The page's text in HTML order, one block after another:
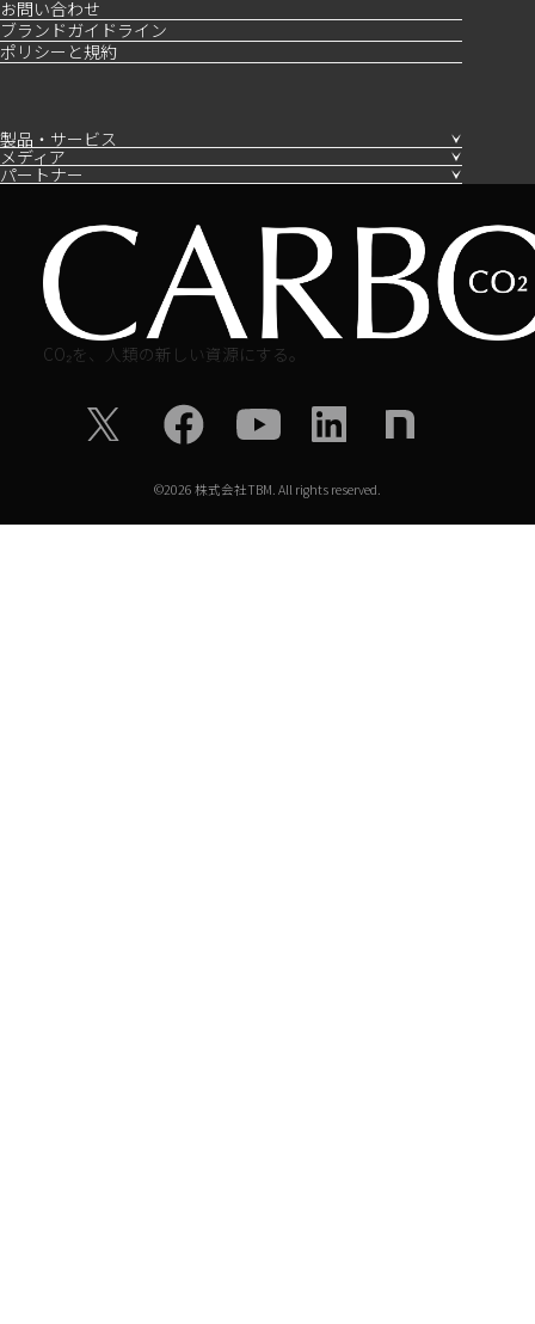
お問い合わせ
ブランドガイドライン
ポリシーと規約
製品・サービス
メディア
パートナー
CO₂を、人類の新しい資源にする。
©2026 株式会社TBM. All rights reserved.